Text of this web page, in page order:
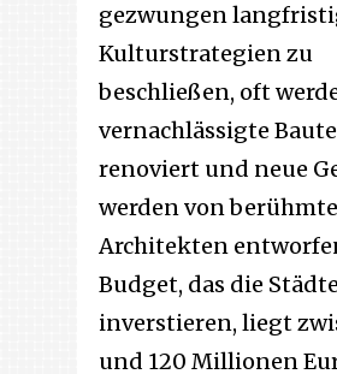
gezwungen
Kulturstrategien zu
beschließen, oft
vernachlässigte
renoviert und neue
werden von
Architekten
Budget, das die Städte
inverstieren, liegt
und 120 Millionen